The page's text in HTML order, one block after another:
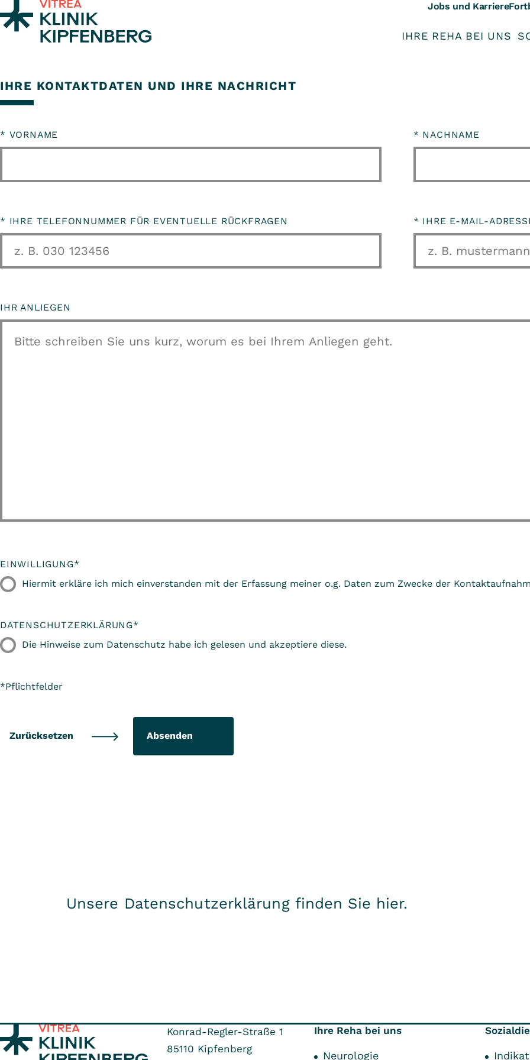
Zum Inhalt springen Jobs und Karriere
IHRE REHA BEI UNS
IHRE KONTAKTDATEN UND IHRE NACHRICHT
* VORNAME * NACHNAME
* IHRE TELEFONNUMMER FÜR EVENTUELLE RÜCKFRAGEN * IHRE E-MAIL-
IHR ANLIEGEN
EINWILLIGUNG*
Hiermit erkläre ich mich einverstanden mit der Erfassung meiner o.g. Daten zum Zwecke der
DATENSCHUTZERKLÄRUNG*
Die Hinweise zum Datenschutz habe ich gelesen und akzeptiere diese.
*Pflichtfelder
Absenden
Unsere Datenschutzerklärung finden Sie hier.
Konrad-Regler-Straße 1
85110 Kipfenberg
Ihre Reha bei uns
Neurologie